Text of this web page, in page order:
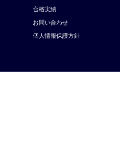
合格実績
お問い合わせ
個人情報保護方針